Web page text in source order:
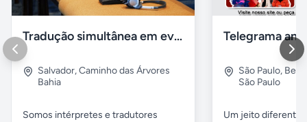
Tradução simultânea em eventos
Salvador,Caminho das Árvores
Bahia
Somos intérpretes e tradutores
São Paulo, Bela
São Paulo
Um jeito diferente